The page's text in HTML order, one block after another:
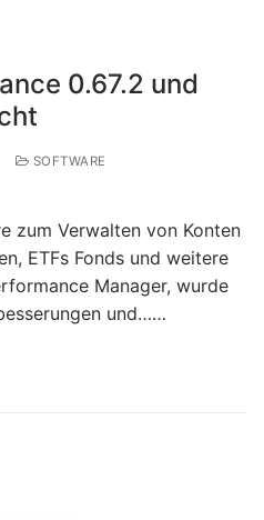
0.67.2 und
SOFTWARE
zum Verwalten von Konten
ETFs Fonds und weitere
Manager, wurde
und……